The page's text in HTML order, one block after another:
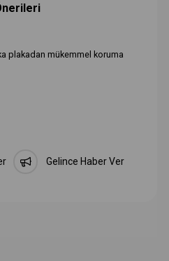
plakadan mükemmel koruma
Gelince Haber Ver